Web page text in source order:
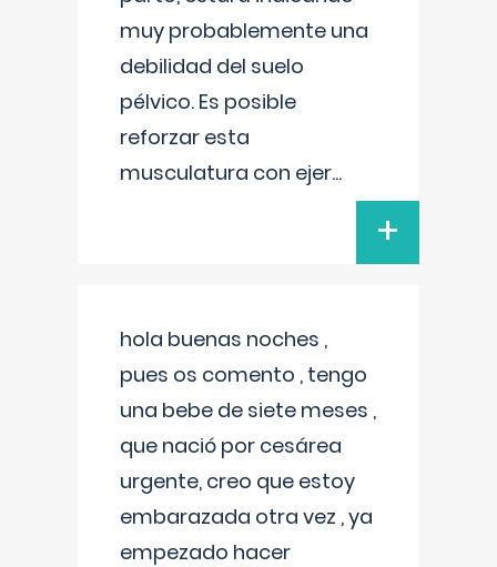
muy probablemente una
debilidad del suelo
pélvico. Es posible
reforzar esta
musculatura con ejer...
+
hola buenas noches ,
pues os comento , tengo
una bebe de siete meses ,
que nació por cesárea
urgente, creo que estoy
embarazada otra vez , ya
empezado hacer